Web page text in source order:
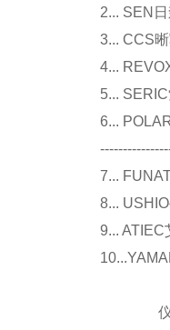
2... SEN
3... CCS
4...
5...
6...
7...
8...
9...
仪器